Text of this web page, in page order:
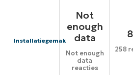
Installatiegemak
Not
enough
data
Not enough
data
reacties
258